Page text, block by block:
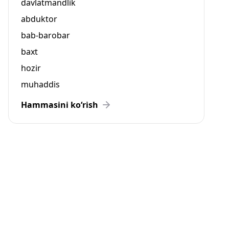
davlatmandlik
abduktor
bab-barobar
baxt
hozir
muhaddis
Hammasini ko‘rish